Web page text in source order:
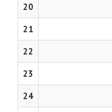
20
21
22
23
24